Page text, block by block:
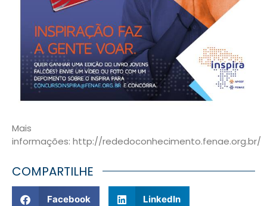
Mais
informações: http://rededoconhecimento.fenae.org.br/
COMPARTILHE
Facebook LinkedIn